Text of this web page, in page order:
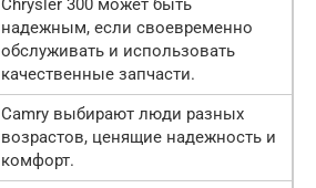
надежным, если своевременно
обслуживать и использовать
качественные запчасти.
Camry выбирают люди разных
возрастов, ценящие надежность и
комфорт.